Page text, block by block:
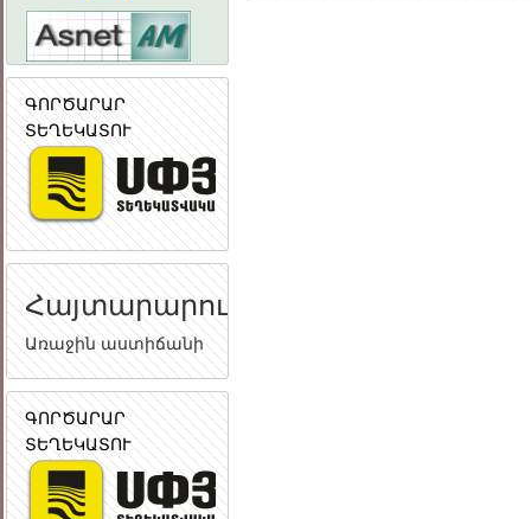
ԳՈՐԾԱՐԱՐ
ՏԵՂԵԿԱՏՈՒ
Հայտարարություն
Առաջին աստիճանի
ԳՈՐԾԱՐԱՐ
ՏԵՂԵԿԱՏՈՒ